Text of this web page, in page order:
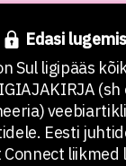
Edasi
Sul ligipääs
Eesti
Connect liikmed